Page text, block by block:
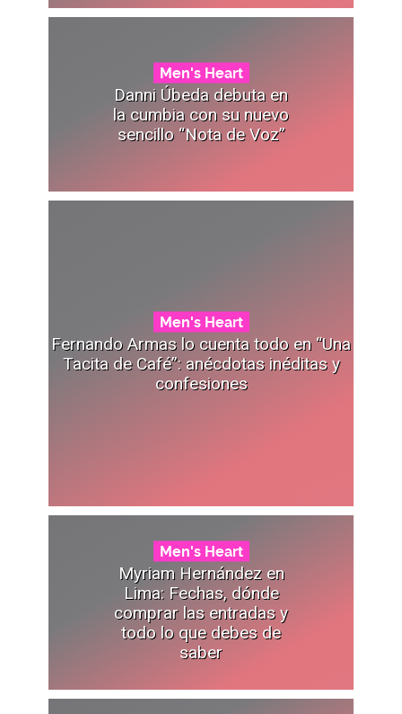
Men's Heart
Danni Úbeda debuta en
la cumbia con su nuevo
sencillo “Nota de Voz”
Men's Heart
Fernando Armas lo cuenta todo en “Una
Tacita de Café”: anécdotas inéditas y
confesiones
Men's Heart
Myriam Hernández en
Lima: Fechas, dónde
comprar las entradas y
todo lo que debes de
saber